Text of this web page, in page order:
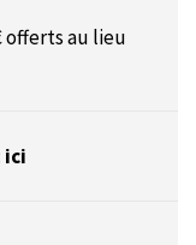
offerts au lieu
ici